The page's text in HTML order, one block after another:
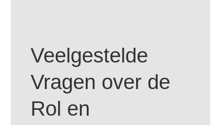
Veelgestelde
Vragen over de
Rol en